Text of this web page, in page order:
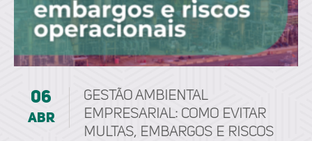
06
abr
Gestão ambiental
empresarial: como evitar
multas, embargos e riscos